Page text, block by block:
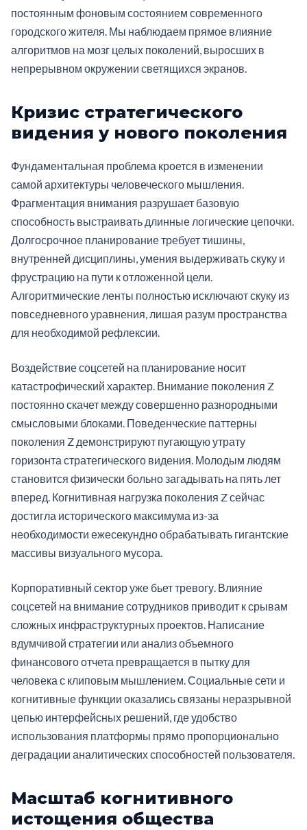
постоянным фоновым состоянием современного
городского жителя. Мы наблюдаем прямое влияние
алгоритмов на мозг целых поколений, выросших в
непрерывном окружении светящихся экранов.
Кризис стратегического
видения у нового поколения
Фундаментальная проблема кроется в изменении
самой архитектуры человеческого мышления.
Фрагментация внимания разрушает базовую
способность выстраивать длинные логические цепочки.
Долгосрочное планирование требует тишины,
внутренней дисциплины, умения выдерживать скуку и
фрустрацию на пути к отложенной цели.
Алгоритмические ленты полностью исключают скуку из
повседневного уравнения, лишая разум пространства
для необходимой рефлексии.
Воздействие соцсетей на планирование носит
катастрофический характер. Внимание поколения Z
постоянно скачет между совершенно разнородными
смысловыми блоками. Поведенческие паттерны
поколения Z демонстрируют пугающую утрату
горизонта стратегического видения. Молодым людям
становится физически больно загадывать на пять лет
вперед. Когнитивная нагрузка поколения Z сейчас
достигла исторического максимума из-за
необходимости ежесекундно обрабатывать гигантские
массивы визуального мусора.
Корпоративный сектор уже бьет тревогу. Влияние
соцсетей на внимание сотрудников приводит к срывам
сложных инфраструктурных проектов. Написание
вдумчивой стратегии или анализ объемного
финансового отчета превращается в пытку для
человека с клиповым мышлением. Социальные сети и
когнитивные функции оказались связаны неразрывной
цепью интерфейсных решений, где удобство
использования платформы прямо пропорционально
деградации аналитических способностей пользователя.
Масштаб когнитивного
истощения общества